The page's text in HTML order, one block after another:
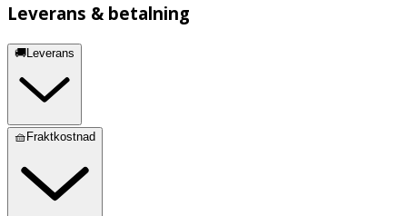
Leverans & betalning
🚚Leverans
🧺Fraktkostnad